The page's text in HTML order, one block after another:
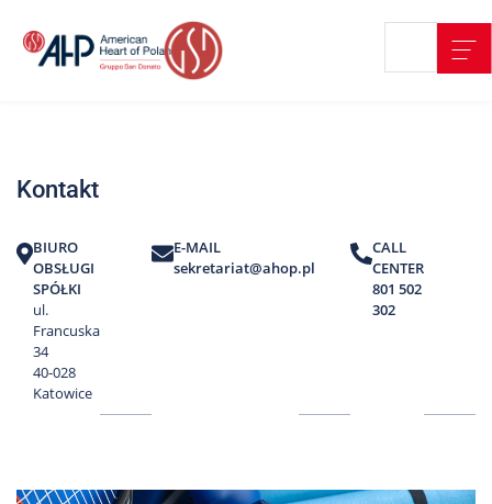
treści
Strefa
Edukacja
Pacjenta
O
nas
Marki
Nas
Kontakt
BIURO
OBSŁUGI
SPÓŁKI
ul.
Francuska
34
40-028
Katowice
E-MAIL
sekretariat@ahop.pl
CALL
CENTER
801 502
302